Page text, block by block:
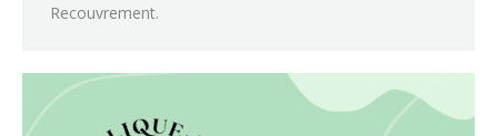
Recouvrement.